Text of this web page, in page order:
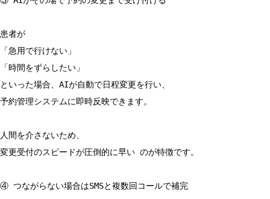
患者が
「急用で行けない」
「時間をずらしたい」
といった場合、AIが自動で日程変更を行い、
予約管理システムに即時反映できます。
人間を介さないため、
変更受付のスピードが圧倒的に早い のが特徴です。
④ つながらない場合はSMSと複数回コールで補完